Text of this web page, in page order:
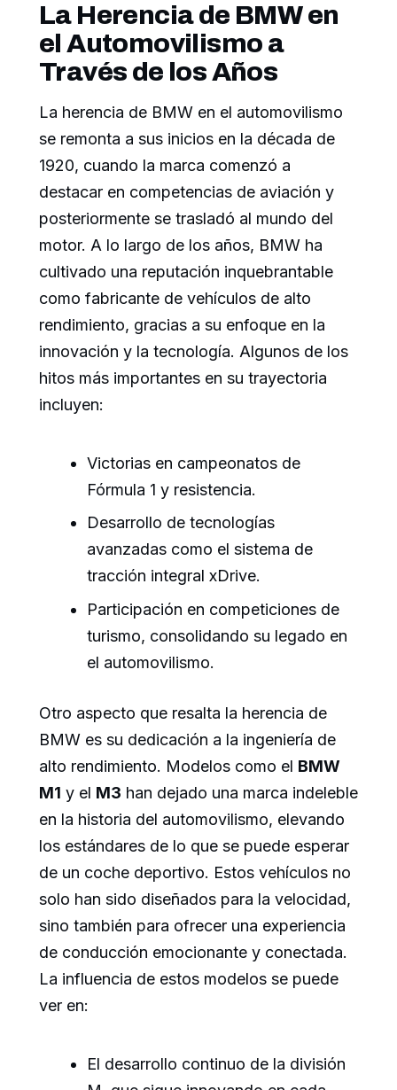
La Herencia de BMW en
el Automovilismo a
Través de los Años
La herencia de BMW en el automovilismo
se remonta a sus inicios en la década de
1920, cuando la marca comenzó a
destacar en competencias de aviación y
posteriormente se trasladó al mundo del
motor. A lo largo de los años, BMW ha
cultivado una reputación inquebrantable
como fabricante de vehículos de alto
rendimiento, gracias a su enfoque en la
innovación y la tecnología. Algunos de los
hitos más importantes en su trayectoria
incluyen:
Victorias en campeonatos de
Fórmula 1 y resistencia.
Desarrollo de tecnologías
avanzadas como el sistema de
tracción integral xDrive.
Participación en competiciones de
turismo, consolidando su legado en
el automovilismo.
Otro aspecto que resalta la herencia de
BMW es su dedicación a la ingeniería de
alto rendimiento. Modelos como el BMW
M1 y el M3 han dejado una marca indeleble
en la historia del automovilismo, elevando
los estándares de lo que se puede esperar
de un coche deportivo. Estos vehículos no
solo han sido diseñados para la velocidad,
sino también para ofrecer una experiencia
de conducción emocionante y conectada.
La influencia de estos modelos se puede
ver en:
El desarrollo continuo de la división